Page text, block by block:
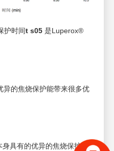
护时间ts05是Luperox®
的焦烧保护能带来很多优
具有的优异的焦烧保护能